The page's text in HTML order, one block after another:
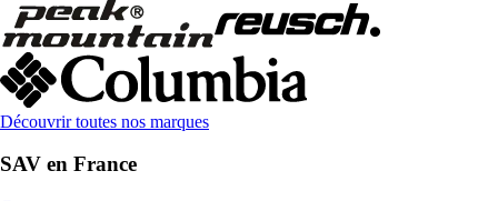
Découvrir toutes nos marques
SAV en France